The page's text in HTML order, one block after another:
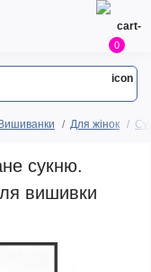
0
Вишиванки Для жінок
сукню.
вишивки